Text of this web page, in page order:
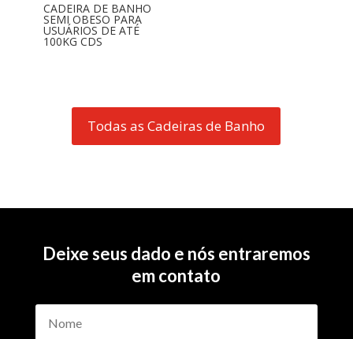
CADEIRA DE BANHO
SEMI OBESO PARA
USUÁRIOS DE ATÉ
100KG CDS
Todas as Cadeiras de Banho
Deixe seus dado e nós entraremos
em contato